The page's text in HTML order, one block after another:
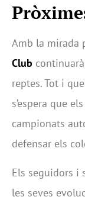
Amb la mirada
Club
reptes. Tot i
s’espera que
campionats
defensar els
Els seguidors i
les seves